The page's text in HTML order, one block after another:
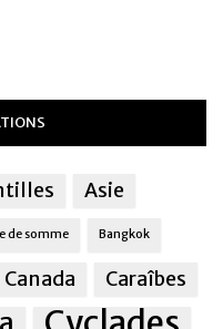
Asie
de somme Bangkok
Canada Caraîbes